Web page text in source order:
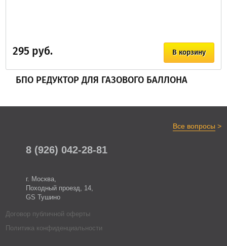
В корзину
295 руб.
БПО РЕДУКТОР ДЛЯ ГАЗОВОГО БАЛЛОНА
Все вопросы >
8 (926) 042-28-81
г. Москва,
Походный проезд, 14,
GS Тушино
Договор публичной оферты
Политика конфиденциальности